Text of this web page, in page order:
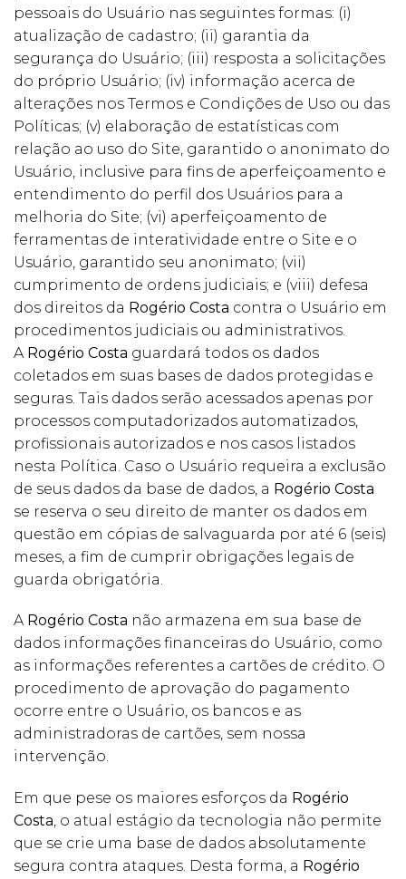
pessoais do Usuário nas seguintes formas: (i)
atualização de cadastro; (ii) garantia da
segurança do Usuário; (iii) resposta a solicitações
do próprio Usuário; (iv) informação acerca de
alterações nos Termos e Condições de Uso ou das
Políticas; (v) elaboração de estatísticas com
relação ao uso do Site, garantido o anonimato do
Usuário, inclusive para fins de aperfeiçoamento e
entendimento do perfil dos Usuários para a
melhoria do Site; (vi) aperfeiçoamento de
ferramentas de interatividade entre o Site e o
Usuário, garantido seu anonimato; (vii)
cumprimento de ordens judiciais; e (viii) defesa
dos direitos da Rogério Costa contra o Usuário em
procedimentos judiciais ou administrativos.
A Rogério Costa guardará todos os dados
coletados em suas bases de dados protegidas e
seguras. Tais dados serão acessados apenas por
processos computadorizados automatizados,
profissionais autorizados e nos casos listados
nesta Política. Caso o Usuário requeira a exclusão
de seus dados da base de dados, a Rogério Costa
se reserva o seu direito de manter os dados em
questão em cópias de salvaguarda por até 6 (seis)
meses, a fim de cumprir obrigações legais de
guarda obrigatória.
A Rogério Costa não armazena em sua base de
dados informações financeiras do Usuário, como
as informações referentes a cartões de crédito. O
procedimento de aprovação do pagamento
ocorre entre o Usuário, os bancos e as
administradoras de cartões, sem nossa
intervenção.
Em que pese os maiores esforços da Rogério
Costa, o atual estágio da tecnologia não permite
que se crie uma base de dados absolutamente
segura contra ataques. Desta forma, a Rogério